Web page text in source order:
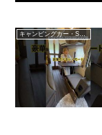
キャンピングカー・SUV人気車種